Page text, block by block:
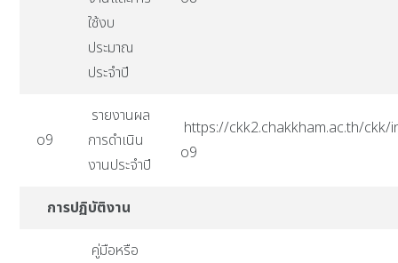
ใช้งบ
ประมาณ
ประจำปี
o9
รายงานผล
การดำเนิน
งานประจำปี
https://ckk2.chakkham.ac.th/
o9
การปฏิบัติงาน
คู่มือหรือ